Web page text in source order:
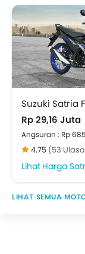
Suzuki Satria
Rp 29,16 Juta
Angsuran : Rp
4.75 (53
Harga